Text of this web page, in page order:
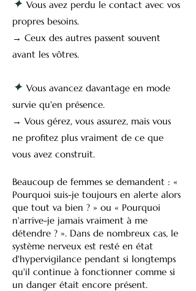
✦ Vous avez perdu le contact avec vos
propres besoins.
→ Ceux des autres passent souvent
avant les vôtres.
✦ Vous avancez davantage en mode
survie qu'en présence.
→ Vous gérez, vous assurez, mais vous
ne profitez plus vraiment de ce que
vous avez construit.
Beaucoup de femmes se demandent : «
Pourquoi suis-je toujours en alerte alors
que tout va bien ? » ou « Pourquoi
n'arrive-je jamais vraiment à me
détendre ? ». Dans de nombreux cas, le
système nerveux est resté en état
d'hypervigilance pendant si longtemps
qu'il continue à fonctionner comme si
un danger était encore présent.